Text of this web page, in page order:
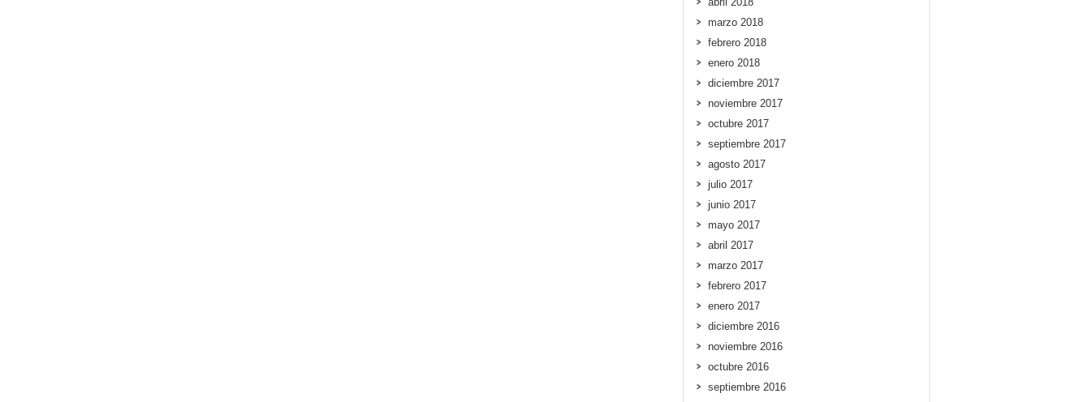
marzo 2018
febrero 2018
enero 2018
diciembre 2017
noviembre 2017
octubre 2017
septiembre 2017
agosto 2017
julio 2017
junio 2017
mayo 2017
abril 2017
marzo 2017
febrero 2017
enero 2017
diciembre 2016
noviembre 2016
octubre 2016
septiembre 2016